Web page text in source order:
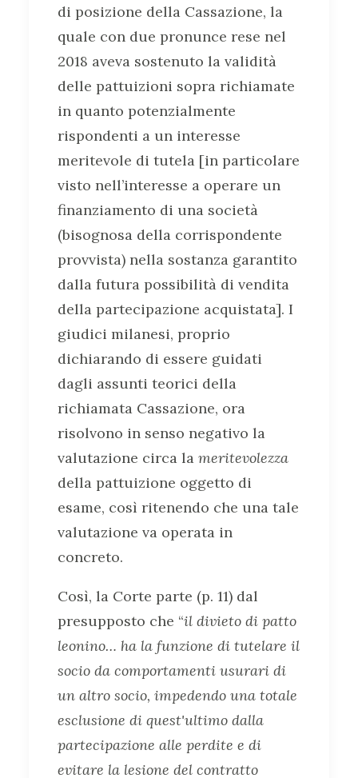
di posizione della Cassazione, la
quale con due pronunce rese nel
2018 aveva sostenuto la validità
delle pattuizioni sopra richiamate
in quanto potenzialmente
rispondenti a un interesse
meritevole di tutela [in particolare
visto nell’interesse a operare un
finanziamento di una società
(bisognosa della corrispondente
provvista) nella sostanza garantito
dalla futura possibilità di vendita
della partecipazione acquistata]. I
giudici milanesi, proprio
dichiarando di essere guidati
dagli assunti teorici della
richiamata Cassazione, ora
risolvono in senso negativo la
valutazione circa la meritevolezza
della pattuizione oggetto di
esame, così ritenendo che una tale
valutazione va operata in
concreto.
Così, la Corte parte (p. 11) dal
presupposto che “il divieto di patto
leonino… ha la funzione di tutelare il
socio da comportamenti usurari di
un altro socio, impedendo una totale
esclusione di quest'ultimo dalla
partecipazione alle perdite e di
evitare la lesione del contratto